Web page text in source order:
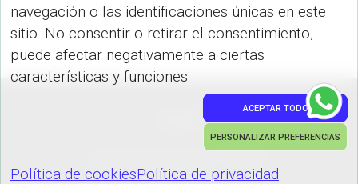
navegación o las identificaciones únicas en este
sitio. No consentir o retirar el consentimiento,
puede afectar negativamente a ciertas
características y funciones.
ACEPTAR TODO
PERSONALIZAR PREFERENCIAS
Política de cookiesPolítica de privacidad